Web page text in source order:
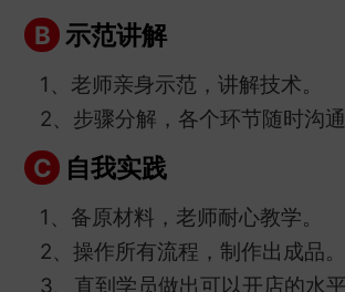
B 示范讲解
1、老师亲身示范，讲解技术。
2、步骤分解，各个环节随时沟通
C 自我实践
1、备原材料，老师耐心教学。
2、操作所有流程，制作出成品。
3、直到学员做出可以开店的水平